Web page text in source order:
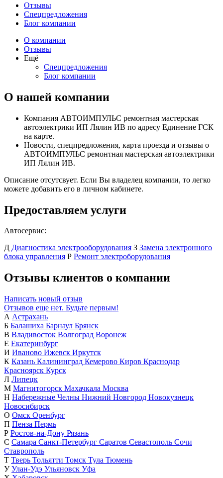
Отзывы
Спецпредложения
Блог компании
О компании
Отзывы
Ещё
Спецпредложения
Блог компании
О нашей компании
Компания АВТОИМПУЛЬС ремонтная мастерская
автоэлектрики ИП Лялин ИВ по адресу Единение ГСК
на карте.
Новости, спецпредложения, карта проезда и отзывы о
АВТОИМПУЛЬС ремонтная мастерская автоэлектрики
ИП Лялин ИВ.
Описание отсутсвует. Если Вы владелец компании, то легко
можете добавить его в личном кабинете.
Предоставляем услуги
Автосервис:
Д Диагностика электрооборудования З Замена электронного
блока управления Р Ремонт электроборудования
Отзывы клиентов о компании
Написать новый отзыв
Отзывов еще нет. Будьте первым!
А Астрахань
Б Балашиха Барнаул Брянск
В Владивосток Волгоград Воронеж
Е Екатеринбург
И Иваново Ижевск Иркутск
К Казань Калининград Кемерово Киров Краснодар
Красноярск Курск
Л Липецк
М Магнитогорск Махачкала Москва
Н Набережные Челны Нижний Новгород Новокузнецк
Новосибирск
О Омск Оренбург
П Пенза Пермь
Р Ростов-на-Дону Рязань
С Самара Санкт-Петербург Саратов Севастополь Сочи
Ставрополь
Т Тверь Тольятти Томск Тула Тюмень
У Улан-Удэ Ульяновск Уфа